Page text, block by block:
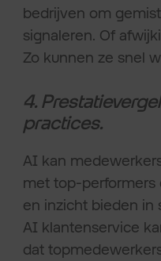
bedrijven om
signaleren. Of
Zo kunnen ze snel
4.
practices.
AI kan
met top-performers
en inzicht bieden in
AI klantenservice
dat